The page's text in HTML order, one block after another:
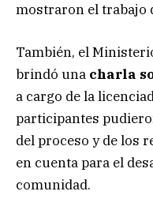
mostraron el trabajo
También, el
brindó una charla
a cargo de la
participantes
del proceso y de los
en cuenta para el
comunidad.